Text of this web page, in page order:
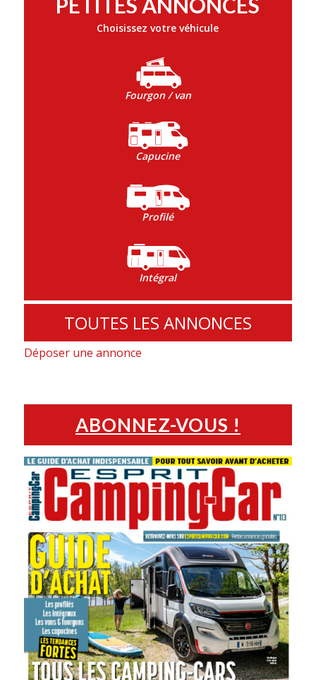
PETITES ANNONCES
Choisissez votre véhicule
Fourgon / van
Capucine
Profilé
Intégral
TOUTES LES ANNONCES
Déposer une annonce
ABONNEZ-VOUS !